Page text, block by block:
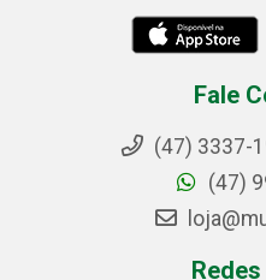
Fale
(47) 3337-
(47)